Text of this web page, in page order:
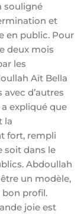
souligné
et
en public. Pour
deux mois
les
Aït Bella
d’autres
expliqué que
la
fort, rempli
soit dans le
Abdoullah
un modèle,
bon profil.
joie est